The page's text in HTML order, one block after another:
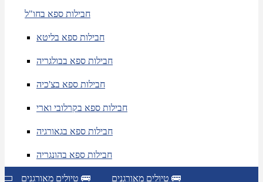
חבילות ספא בחו"ל
חבילות ספא בליטא
חבילות ספא בבולגריה
חבילות ספא בצ'כיה
חבילות ספא בקרלובי וארי
חבילות ספא בגאורגיה
חבילות ספא בהונגריה
טיולים מאורגנים 🚌 טיולים מאורגנים 🚌